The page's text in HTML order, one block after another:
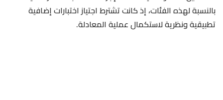
بالنسبة لهذه الفئات، إذ كانت تشترط اجتياز اختبارات إضافية
تطبيقية ونظرية لاستكمال عملية المعادلة.